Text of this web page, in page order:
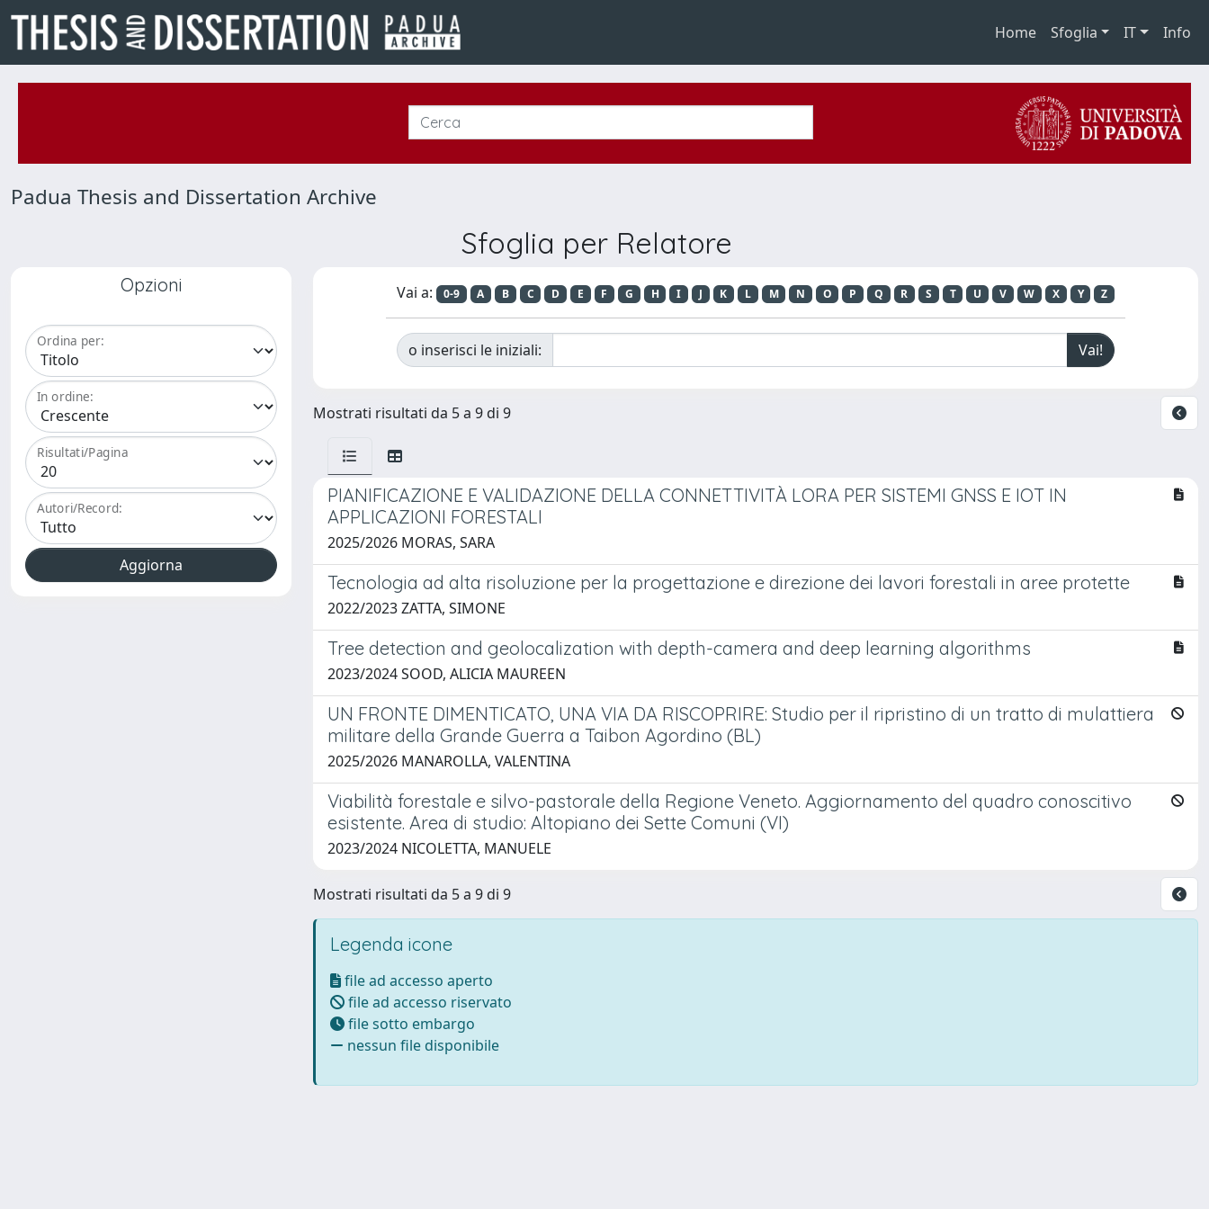
Home Sfoglia IT Info
Padua Thesis and Dissertation Archive
Sfoglia per Relatore
Opzioni
Ordina per:
In ordine:
Risultati/Pagina
Autori/Record:
Vai a: 0-9 A B C D E F G H I J K L M N O P Q R S T U V W X Y Z
o inserisci le iniziali:
Mostrati risultati da 5 a 9 di 9
PIANIFICAZIONE E VALIDAZIONE DELLA CONNETTIVITÀ LORA PER SISTEMI GNSS E IOT IN
APPLICAZIONI FORESTALI
2025/2026 MORAS, SARA
Tecnologia ad alta risoluzione per la progettazione e direzione dei lavori forestali in aree protette
2022/2023 ZATTA, SIMONE
Tree detection and geolocalization with depth-camera and deep learning algorithms
2023/2024 SOOD, ALICIA MAUREEN
UN FRONTE DIMENTICATO, UNA VIA DA RISCOPRIRE: Studio per il ripristino di un tratto di mulattiera
militare della Grande Guerra a Taibon Agordino (BL)
2025/2026 MANAROLLA, VALENTINA
Viabilità forestale e silvo-pastorale della Regione Veneto. Aggiornamento del quadro conoscitivo
esistente. Area di studio: Altopiano dei Sette Comuni (VI)
2023/2024 NICOLETTA, MANUELE
Mostrati risultati da 5 a 9 di 9
Legenda icone
file ad accesso aperto
file ad accesso riservato
file sotto embargo
nessun file disponibile